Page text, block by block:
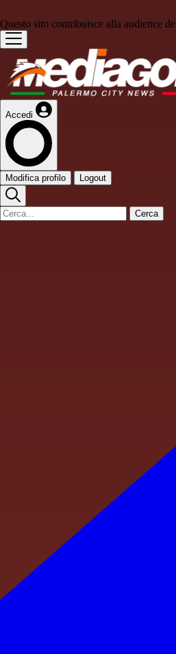
Questo sito contribuisce alla audience de
Accedi
Modifica profilo Logout
Cerca